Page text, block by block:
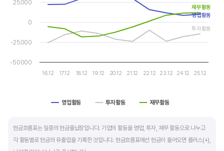
운전자본 회전일수는 매출채권 회전일수 + 재고자산 회전일수 - 매입채무 회전일수로
계산합니다. 매출채권 회전일수는 제품 판매 후 거래처로부터 현금으로 회수하는데 걸리는
The chart has 1 Y axis displaying values. Data ranges from -
영업활동 투자활동 재무활동
16.12 17.12 18.12 19.12 20.12 21.12 22.12 23.12 24.12 25.12
-50000
-25000
0
25000
영업활동
투자활동
재무활동
현금흐름표는 일종의 현금출납장입니다. 기업의 활동을 영업, 투자, 재무 활동으로 나누고
각 활동별로 현금의 유출입을 기록한 것입니다. 현금흐름표에선 현금이 들어오면 플러스(+),